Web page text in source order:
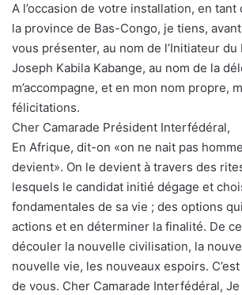
A l’occasion de votre installation, en tant
la province de Bas-Congo, je tiens,
vous présenter, au nom de l’Initiateur du
Joseph Kabila Kabange, au nom de la
m’accompagne, et en mon nom propre,
félicitations.
Cher Camarade Président Interfédéral,
En Afrique, dit-on «on ne nait pas
devient». On le devient à travers des
lesquels le candidat initié dégage et
fondamentales de sa vie ; des options
actions et en déterminer la finalité. De
découler la nouvelle civilisation, la
nouvelle vie, les nouveaux espoirs. C’est
de vous. Cher Camarade Interfédéral,